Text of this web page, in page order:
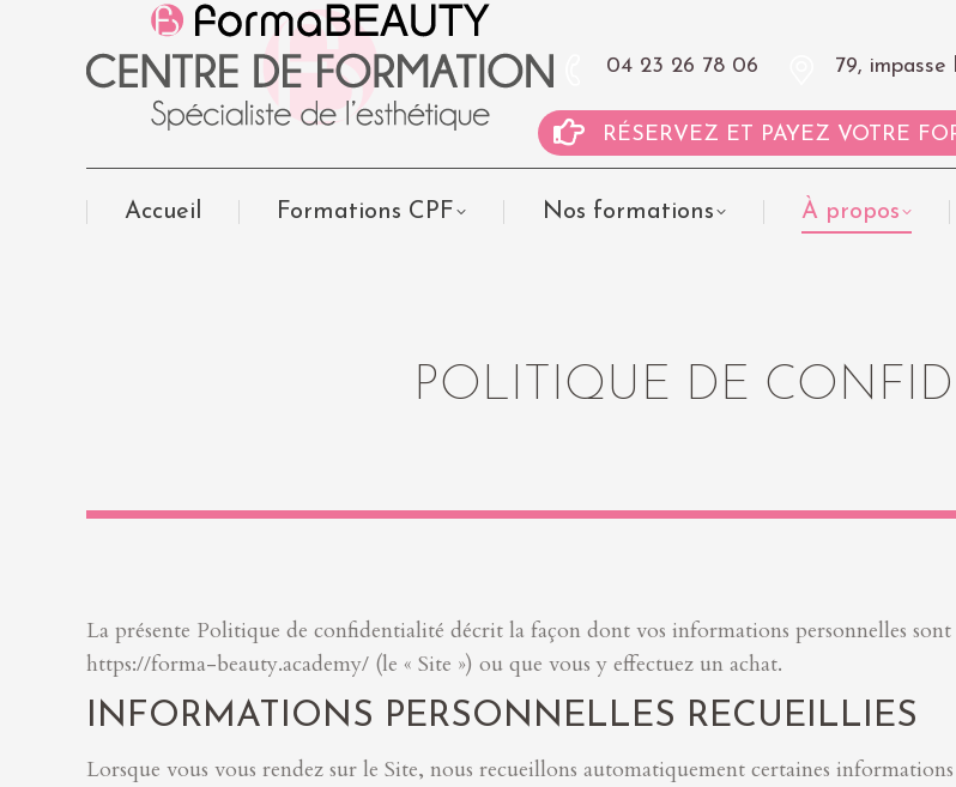
04 23 26 78 06 79,
RÉSERVEZ ET PAYEZ VOTRE
Accueil Formations CPF Nos formations À propos
POLITIQUE DE
La présente Politique de confidentialité décrit la façon dont vos informations personnelles
https://forma-beauty.academy/ (le « Site ») ou que vous y effectuez un achat.
INFORMATIONS PERSONNELLES RECUEILLIES
Lorsque vous vous rendez sur le Site, nous recueillons automatiquement certaines